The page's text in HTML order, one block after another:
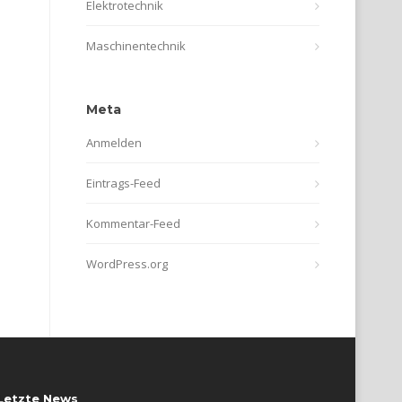
Elektrotechnik
Maschinentechnik
Meta
Anmelden
Eintrags-Feed
Kommentar-Feed
WordPress.org
News